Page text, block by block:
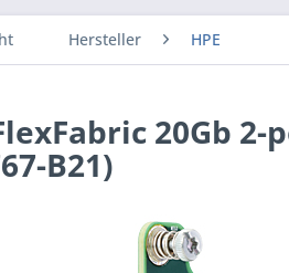
Hersteller HPE
20Gb
B21)